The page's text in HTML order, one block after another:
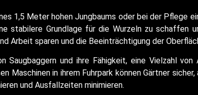
1,5 Meter hohen Jungbaums oder bei der Pflege
stabilere Grundlage für die Wurzeln zu schaffen
Arbeit sparen und die Beeinträchtigung der
Saugbaggern und ihre Fähigkeit, eine Vielzahl
Maschinen in ihrem Fuhrpark können Gärtner
und Ausfallzeiten minimieren.